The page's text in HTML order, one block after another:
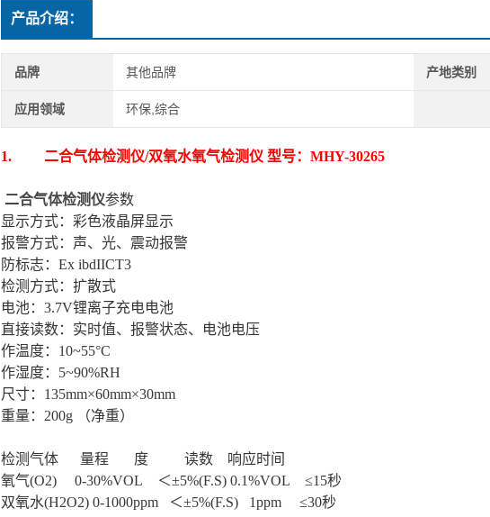
产品介绍：
品牌 其他品牌 产地类别
应用领域 环保,综合
1. 二合气体检测仪/双氧水氧气检测仪 型号：MHY-30265
二合气体检测仪参数
显示方式：彩色液晶屏显示
报警方式：声、光、震动报警
防标志：Ex ibdIICT3
检测方式：扩散式
电池：3.7V锂离子充电电池
直接读数：实时值、报警状态、电池电压
作温度：10~55°C
作湿度：5~90%RH
尺寸：135mm×60mm×30mm
重量：200g （净重）
检测气体 量程 度 读数 响应时间
氧气(O2) 0-30%VOL ＜±5%(F.S) 0.1%VOL ≤15秒
双氧水(H2O2) 0-1000ppm ＜±5%(F.S) 1ppm ≤30秒